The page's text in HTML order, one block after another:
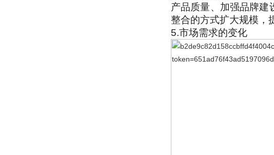
产品质量、加强品牌建
整合的方式扩大规模，
5.市场需求的变化